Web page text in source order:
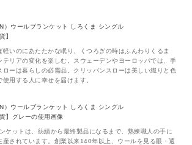
いのにあたたかな眠り、くつろぎの時はふんわりくるま
テリアの変化を楽しむ。スウェーデンやヨーロッパでは、手
ローは暮らしの必需品。クリッパンスローは美しい織りと色
用する人に幸せを届けます。
ケットは、紡績から最終製品になるまで、熟練職人の手に
産されています。創業以来140年以上、ウールを見る眼・選